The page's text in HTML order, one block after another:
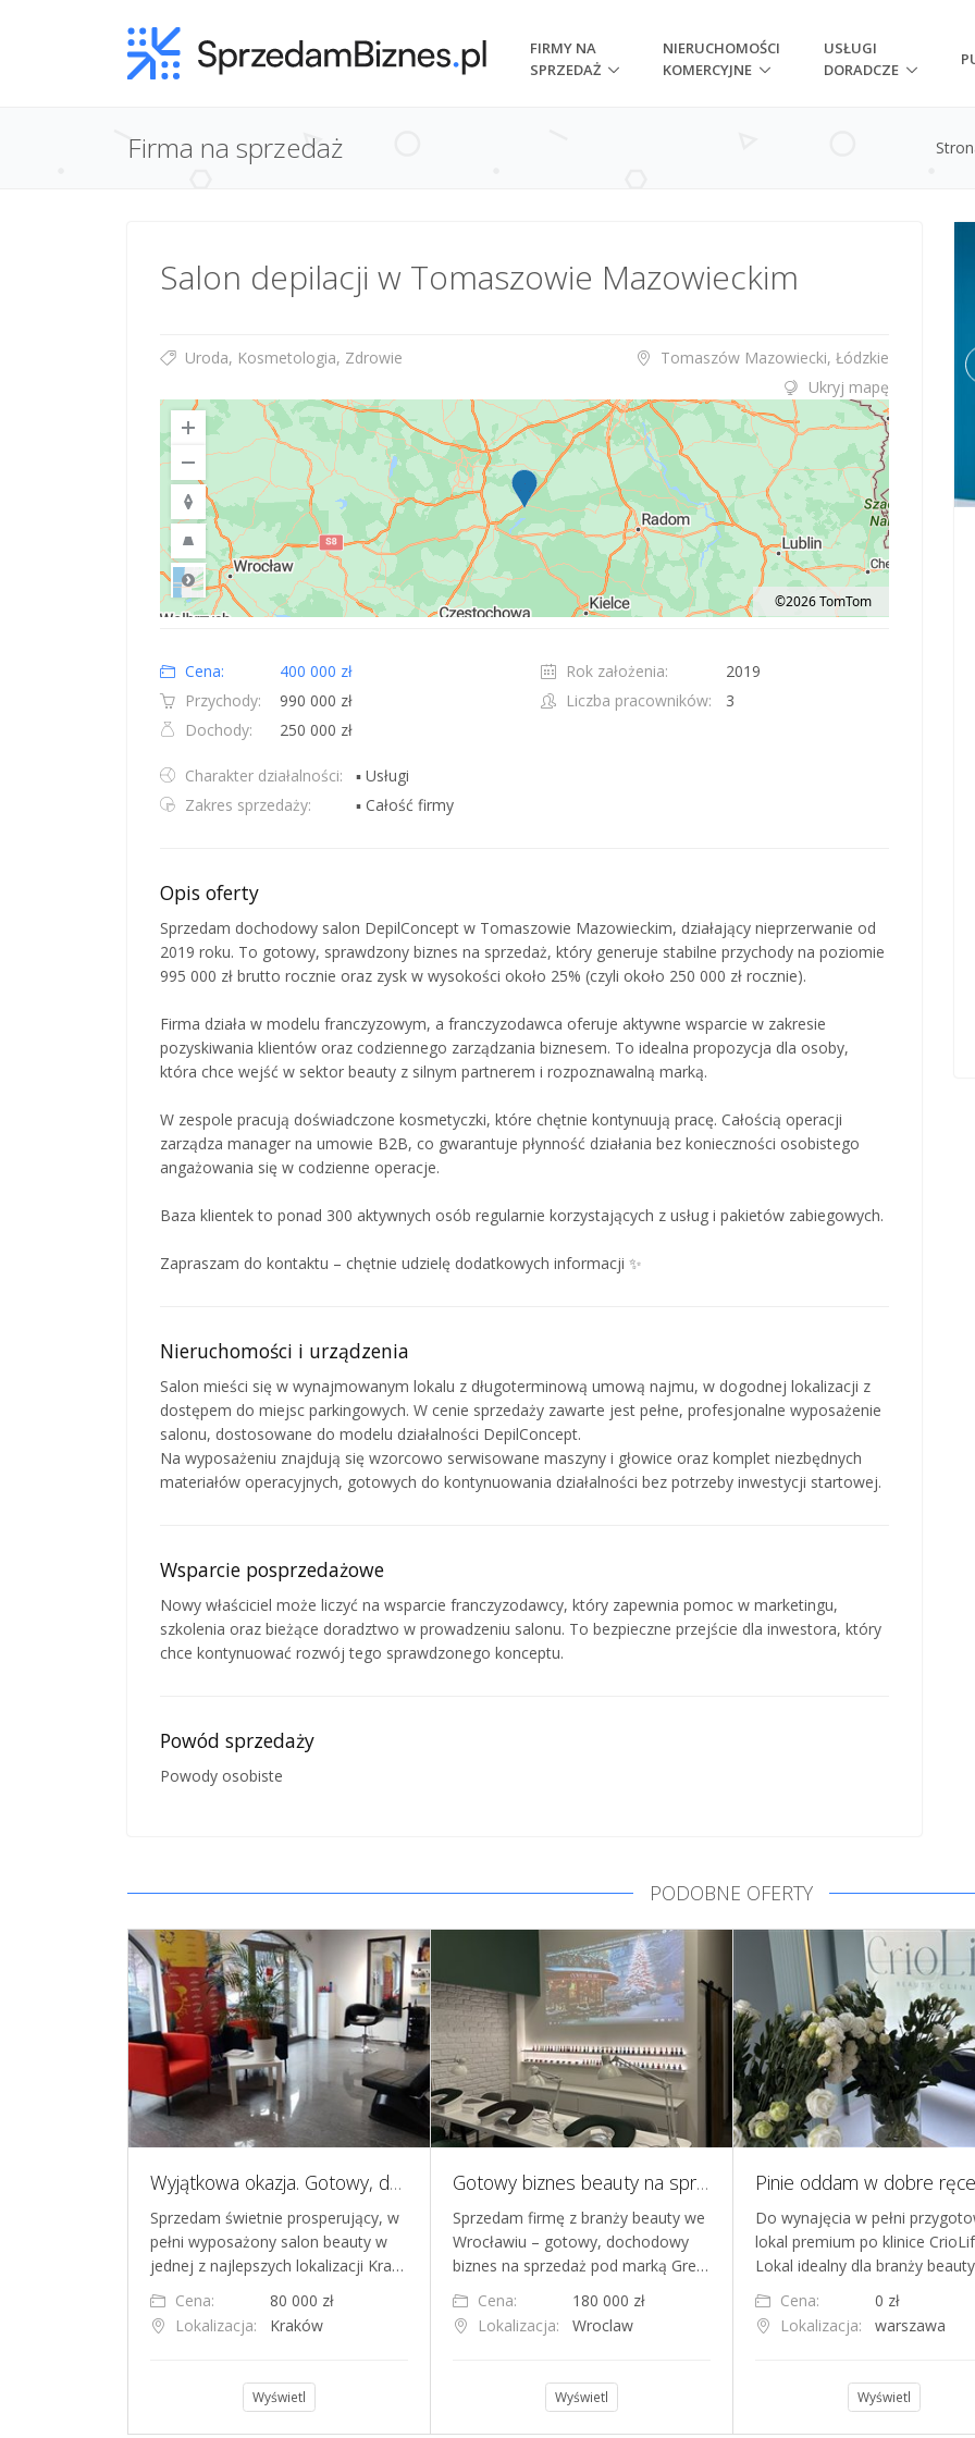
FIRMY NA
SPRZEDAŻ
NIERUCHOMOŚCI
KOMERCYJNE
USŁUGI
DORADCZE
Firma na sprzedaż
Salon depilacji w Tomaszowie Mazowieckim
Uroda, Kosmetologia, Zdrowie
Tomaszów Mazowiecki, Łódzkie
Ukryj mapę
Road
©2026 TomTom
Cena:
400 000 zł
Przychody:
990 000 zł
Dochody:
250 000 zł
Rok założenia:
2019
Liczba pracowników:
3
Charakter działalności:
▪ Usługi
Zakres sprzedaży:
▪ Całość firmy
Opis oferty
Sprzedam dochodowy salon DepilConcept w Tomaszowie Mazowieckim, działający nieprzerwanie od
2019 roku. To gotowy, sprawdzony biznes na sprzedaż, który generuje stabilne przychody na poziomie
995 000 zł brutto rocznie oraz zysk w wysokości około 25% (czyli około 250 000 zł rocznie).
Firma działa w modelu franczyzowym, a franczyzodawca oferuje aktywne wsparcie w zakresie
pozyskiwania klientów oraz codziennego zarządzania biznesem. To idealna propozycja dla osoby,
która chce wejść w sektor beauty z silnym partnerem i rozpoznawalną marką.
W zespole pracują doświadczone kosmetyczki, które chętnie kontynuują pracę. Całością operacji
zarządza manager na umowie B2B, co gwarantuje płynność działania bez konieczności osobistego
angażowania się w codzienne operacje.
Baza klientek to ponad 300 aktywnych osób regularnie korzystających z usług i pakietów zabiegowych.
Zapraszam do kontaktu – chętnie udzielę dodatkowych informacji ✨
Nieruchomości i urządzenia
Salon mieści się w wynajmowanym lokalu z długoterminową umową najmu, w dogodnej lokalizacji z
dostępem do miejsc parkingowych. W cenie sprzedaży zawarte jest pełne, profesjonalne wyposażenie
salonu, dostosowane do modelu działalności DepilConcept.
Na wyposażeniu znajdują się wzorcowo serwisowane maszyny i głowice oraz komplet niezbędnych
materiałów operacyjnych, gotowych do kontynuowania działalności bez potrzeby inwestycji startowej.
Wsparcie posprzedażowe
Nowy właściciel może liczyć na wsparcie franczyzodawcy, który zapewnia pomoc w marketingu,
szkolenia oraz bieżące doradztwo w prowadzeniu salonu. To bezpieczne przejście dla inwestora, który
chce kontynuować rozwój tego sprawdzonego konceptu.
Powód sprzedaży
Powody osobiste
PODOBNE OFERTY
Wyjątkowa okazja. Gotowy, dochodowy salon kosmetyczny/fryzjerski. Krakow, Stary Kleparz. Do natychmiastowego przejęcia
Sprzedam świetnie prosperujący, w
pełni wyposażony salon beauty w
jednej z najlepszych lokalizacji Kra…
Cena:
80 000 zł
Lokalizacja:
Kraków
Wyświetl
Gotowy biznes beauty na sprzedaż - 2 salony we Wrocławiu, 13 stanowisk pracy, baza stałych klientów i świetne opinie
Sprzedam firmę z branży beauty we
Wrocławiu – gotowy, dochodowy
biznes na sprzedaż pod marką Gre…
Cena:
180 000 zł
Lokalizacja:
Wroclaw
Wyświetl
Do wynajęcia w pełni
lokal premium po klinice
Lokal idealny dla branży
Cena:
0 zł
Lokalizacja:
warszawa
Wyświetl